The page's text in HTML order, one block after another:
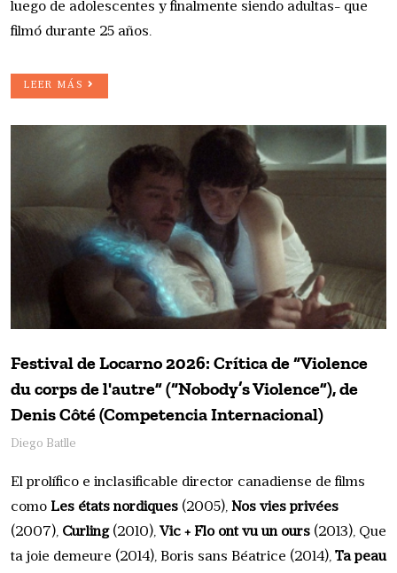
luego de adolescentes y finalmente siendo adultas- que
filmó durante 25 años.
LEER MÁS
Festival de Locarno 2026: Crítica de “Violence
du corps de l'autre” (“Nobody’s Violence”), de
Denis Côté (Competencia Internacional)
Diego Batlle
El prolífico e inclasificable director canadiense de films
como Les états nordiques (2005), Nos vies privées
(2007), Curling(2010), Vic + Flo ont vu un ours (2013), Que
ta joie demeure (2014), Boris sans Béatrice (2014), Ta peau